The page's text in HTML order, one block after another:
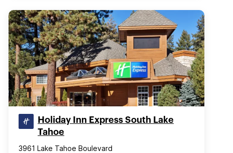
Holiday Inn Express South Lake
Tahoe
3961 Lake Tahoe Boulevard